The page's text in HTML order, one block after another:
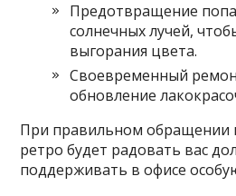
Предотвращение
солнечных лучей,
выгорания цвета.
Своевременный
обновление
При правильном обращении
ретро будет радовать вас
поддерживать в офисе